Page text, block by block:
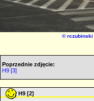
©rczubinski
Poprzednie zdjęcie:
H9 [3]
H9 [2]